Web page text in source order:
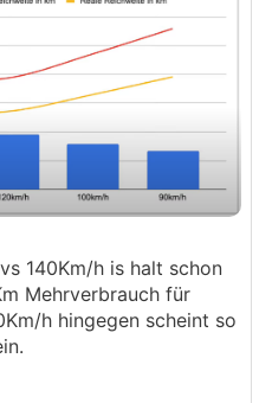
140Km/h is halt schon
Mehrverbrauch für
h hingegen scheint so